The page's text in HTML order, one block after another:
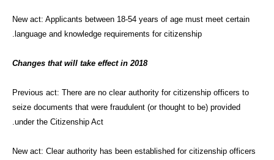
New act: Applicants between 18-54 years of age must meet certain
language and knowledge requirements for citizenship.
Changes that will take effect in 2018
Previous act: There are no clear authority for citizenship officers to
seize documents that were fraudulent (or thought to be) provided
under the Citizenship Act.
New act: Clear authority has been established for citizenship officers